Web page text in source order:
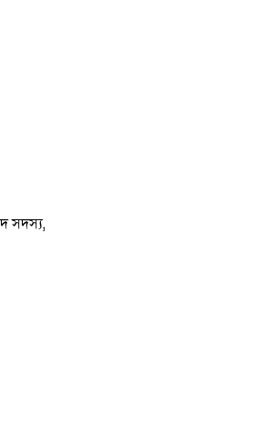
সদস্য,